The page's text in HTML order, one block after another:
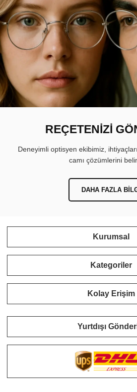
REÇETENİZİ
Deneyimli optisyen ekibimiz,
camı çözümlerini
DAHA FAZLA
Kurumsal
Kategoriler
Kolay Erişim
Yurtdışı